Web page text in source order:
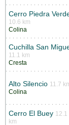
Cerro Piedra
10.6 km
Colina
Cuchilla San
11.1 km
Cresta
Alto Silencio 11.7
Colina
Cerro El Buey 12.1
km